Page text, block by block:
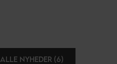
ALLE NYHEDER (6)